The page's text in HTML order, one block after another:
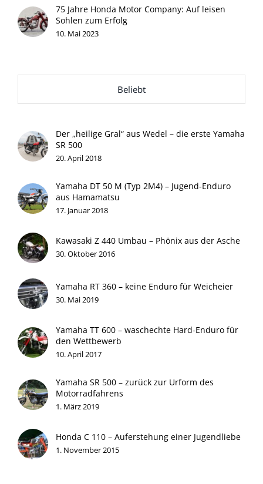
75 Jahre Honda Motor Company: Auf leisen
Sohlen zum Erfolg
10. Mai 2023
Beliebt
Der „heilige Gral“ aus Wedel – die erste Yamaha
SR 500
20. April 2018
Yamaha DT 50 M (Typ 2M4) – Jugend-Enduro
aus Hamamatsu
17. Januar 2018
Kawasaki Z 440 Umbau – Phönix aus der Asche
30. Oktober 2016
Yamaha RT 360 – keine Enduro für Weicheier
30. Mai 2019
Yamaha TT 600 – waschechte Hard-Enduro für
den Wettbewerb
10. April 2017
Yamaha SR 500 – zurück zur Urform des
Motorradfahrens
1. März 2019
Honda C 110 – Auferstehung einer Jugendliebe
1. November 2015